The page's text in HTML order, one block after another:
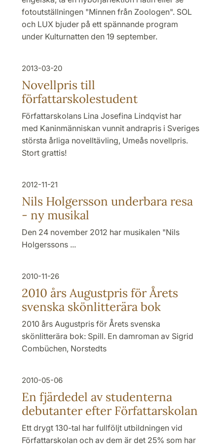
fotoutställningen "Minnen från Zoologen". SOL
och LUX bjuder på ett spännande program
under Kulturnatten den 19 september.
2013-03-20
Novellpris till
författarskolestudent
Författarskolans Lina Josefina Lindqvist har
med Kaninmänniskan vunnit andrapris i Sveriges
största årliga novelltävling, Umeås novellpris.
Stort grattis!
2012-11-21
Nils Holgersson underbara resa
- ny musikal
Den 24 november 2012 har musikalen "Nils
Holgerssons ...
2010-11-26
2010 års Augustpris för Årets
svenska skönlitterära bok
2010 års Augustpris för Årets svenska
skönlitterära bok: Spill. En damroman av Sigrid
Combüchen, Norstedts
2010-05-06
En fjärdedel av studenterna
debutanter efter Författarskolan
Ett drygt 130-tal har fullföljt utbildningen vid
Författarskolan och av dem är det 25% som har